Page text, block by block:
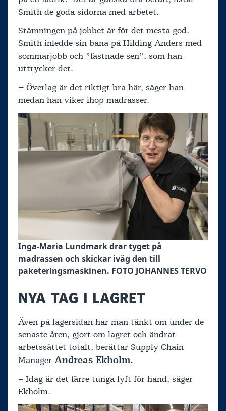
Smith de goda sidorna med arbetet.
Stämningen på jobbet är för det mesta god.
Smith inledde sin bana på Hilding Anders med
sommarjobb och ”fastnade sen”, som han
uttrycker det.
– Överlag är det riktigt bra här, säger han
medan han viker ihop madrasser.
Inga-Maria Lundmark drar tyget på
madrassen och skickar iväg den till
paketeringsmaskinen. FOTO JOHANNES TERVO
NYA TAG I LAGRET
Även på lagersidan har man tänkt om under de
senaste åren, gjort om lagret och ändrat
arbetssättet totalt, berättar Supply Chain
Manager Andreas Ekholm.
– Idag är det färre tunga lyft för hand, säger
Ekholm.